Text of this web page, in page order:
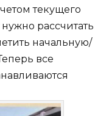
текущего
рассчитать
начальную/
все